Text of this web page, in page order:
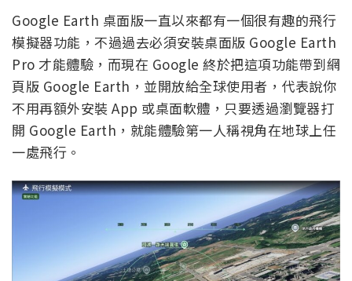
Google Earth 桌面版一直以來都有一個很有趣的飛行
模擬器功能，不過過去必須安裝桌面版 Google Earth
Pro 才能體驗，而現在 Google 終於把這項功能帶到網
頁版 Google Earth，並開放給全球使用者，代表說你
不用再額外安裝 App 或桌面軟體，只要透過瀏覽器打
開 Google Earth，就能體驗第一人稱視角在地球上任
一處飛行。